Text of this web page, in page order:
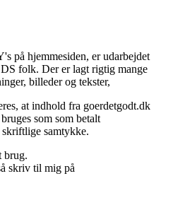
på hjemmesiden, er udarbejdet
folk. Der er lagt rigtig mange
billeder og tekster,
at indhold fra goerdetgodt.dk
som som betalt
samtykke.
brug.
skriv til mig på